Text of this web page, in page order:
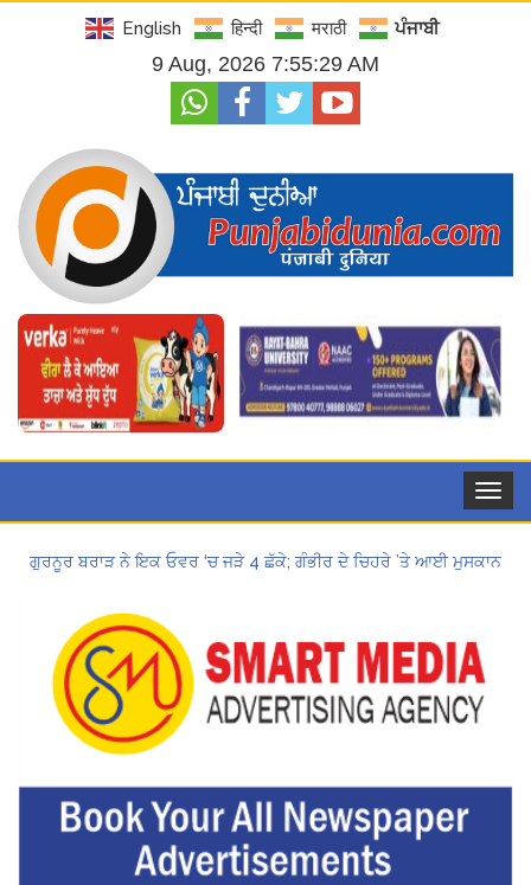
English हिन्दी मराठी ਪੰਜਾਬੀ
9 Aug, 2026 7:55:31 AM
Toggle
ਕੇਂਦਰ ਦਾ ਸਪੱਸ਼ਟੀਕਰਨ: UPI ਸੇਵਾਵਾਂ, ਆਮ ਲੋਕਾਂ ਲਈ ਮੁਫ਼ਤ ਜਾਰੀ ਰਹਿਣਗੀਆਂ, ਵਪਾਰੀਆਂ ਲਈ ਮਾਮੂਲੀ ਫੀਸ!
CM ਮਾਨ ਨੇ 866 ਨੌਜਵਾਨਾਂ ਨੂੰ ਸਰਕਾਰੀ ਨੌਕਰੀਆਂ ਦੇ ਨਿਯੁਕਤੀ ਪੱਤਰ ਸੌਂਪੇ
ਸ੍ਰੀਲੰਕਾ ਟੈਸਟ ਸੀਰੀਜ਼: ਸਰਫ਼ਰਾਜ਼ ਖਾਨ ਹੋ ਸਕਦੇ ਹਨ ਸਾਈ ਸੁਦਰਸ਼ਨ ਦੇ ਬਦਲ
ਗੁਰਨੂਰ ਬਰਾੜ ਨੇ ਇਕ ਓਵਰ ‘ਚ ਜੜੇ 4 ਛੱਕੇ; ਗੰਭੀਰ ਦੇ ਚਿਹਰੇ ’ਤੇ ਆਈ ਮੁਸਕਾਨ